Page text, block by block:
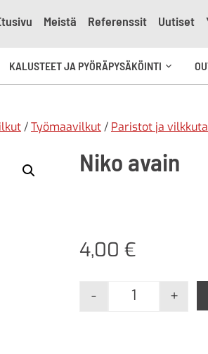
Meistä Referenssit Uutiset
KALUSTEET JA PYÖRÄPYSÄKÖINTI
/Työmaavilkut / Paristot ja
Niko avain
4,00€
Niko avain
- +